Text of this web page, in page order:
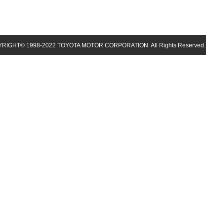
1998-2022 TOYOTA MOTOR CORPORATION. All Rights Reserved.